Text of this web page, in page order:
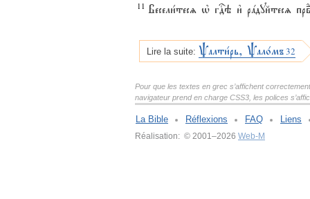
11 Весели1тесz њ гDэ и3 рaдуйтесz
Lire la suite: Pалти1рь, Pало1мъ32
Pour que les textes en grec s’affichent
navigateur prend en charge CSS3, les polices
La Bible Réflexions FAQ Liens
Réalisation: © 2001–2026 Web-M